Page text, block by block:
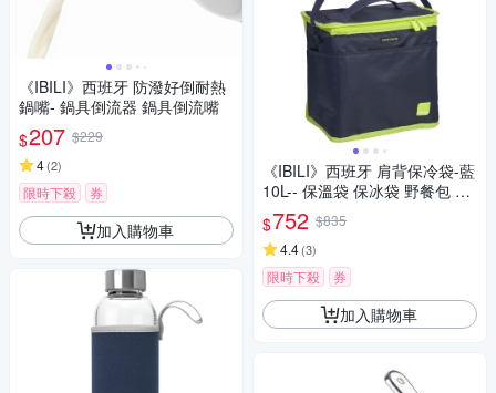
《IBILI》西班牙 防潑好倒耐熱
鍋嘴- 鍋具倒流器 鍋具倒流嘴
$207 $229
4(2)
限時下殺 券
加入購物車
《IBILI》西班牙 肩背保冷袋-藍
10L-- 保溫袋 保冰袋 野餐包 野
餐袋 便當袋
$752 $835
4.4(3)
限時下殺 券
加入購物車